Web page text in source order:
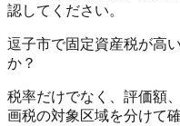
認してください。
逗子市で固定資産税が高
か？
税率だけでなく、評価額
画税の対象区域を分けて